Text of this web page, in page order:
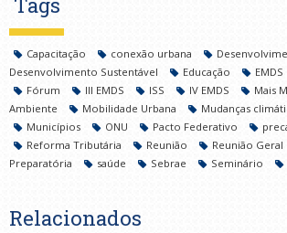
Tags
Capacitação conexão urbana
Desenvolvimento Sustentável
Educação EMDS
Fórum
III EMDS ISS IV EMDS Mais
Ambiente
Mobilidade Urbana Mudanças
Municípios
ONU Pacto Federativo
Reforma Tributária
Reunião Reunião Geral
Preparatória
saúde Sebrae Seminário
Relacionados